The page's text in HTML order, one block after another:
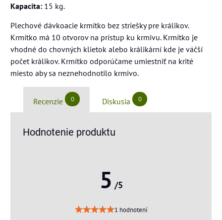
Kapacita: 15 kg.
Plechové dávkoacie krmítko bez striešky pre králikov.
Krmítko má 10 otvorov na prístup ku krmivu. Krmítko je
vhodné do chovných klietok alebo králikární kde je väčší
počet králikov. Krmítko odporúčame umiestniť na krité
miesto aby sa neznehodnotilo krmivo.
Recenzie 0 Diskusia 0
Hodnotenie produktu
5 /5
1 hodnotení